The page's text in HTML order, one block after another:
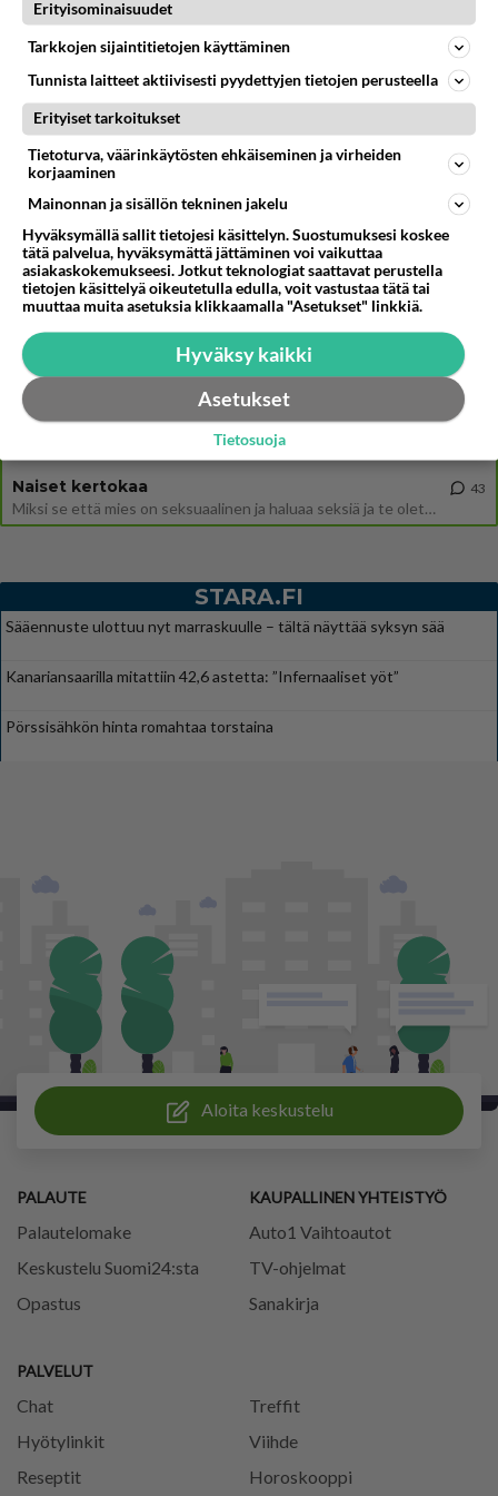
Muistatko? Kädestä suuhun elävä Satu sai jättimäisen rahasalkun
Henry-miljonääriltä
Tiesitkö? Martina Aitolehden isäpuoli on tämä suosittu laulaja
Linda Lampenius ja Pete Parkkonen yllättävät yhdessä - Tämä ei jätä
kylmäksi...
2 km on nykyään liian pitkä koulumatka
Hesarissa päivitellään lapset joutuu nyt kulkemaan 2 km kouluun jösses. Ruostefillarilla tuo matka menee vaikka miten äk
Miesten tuijotus
Mutta mies vain tuijottaa, siinä vaiheessa käännän itse pään pois. Mikä juttu? Yleensä jos joku tuijottaa tai katsoo, hä
Uusioperheen aikuiset lapset tyhjentää jääkaapin käydessään
GALLUP: Mikä on arkiruokabravuurisi?
Naiset kertokaa
Miksi se että mies on seksuaalinen ja haluaa seksiä ja te olette hänen mielestänne haluttava on vastenmielistä? Mikä sii
43
STARA.FI
Sääennuste ulottuu nyt marraskuulle – tältä näyttää syksyn sää
Kanariansaarilla mitattiin 42,6 astetta: ”Infernaaliset yöt”
Pörssisähkön hinta romahtaa torstaina
Aloita keskustelu
PALAUTE
Palautelomake
Keskustelu Suomi24:sta
Opastus
PALVELUT
Chat
Treffit
Hyötylinkit
Viihde
Reseptit
Horoskooppi
KAUPALLINEN YHTEISTYÖ
Auto1 Vaihtoautot
TV-ohjelmat
Sanakirja
Erityisominaisuudet
Tarkkojen sijaintitietojen käyttäminen
Tunnista laitteet aktiivisesti pyydettyjen tietojen perusteella
Erityiset tarkoitukset
Tietoturva, väärinkäytösten ehkäiseminen ja virheiden
korjaaminen
Mainonnan ja sisällön tekninen jakelu
Hyväksymällä sallit tietojesi käsittelyn. Suostumuksesi koskee
tätä palvelua, hyväksymättä jättäminen voi vaikuttaa
asiakaskokemukseesi. Jotkut teknologiat saattavat perustella
tietojen käsittelyä oikeutetulla edulla, voit vastustaa tätä tai
muuttaa muita asetuksia klikkaamalla "Asetukset" linkkiä.
Hyväksy kaikki
Asetukset
Tietosuoja